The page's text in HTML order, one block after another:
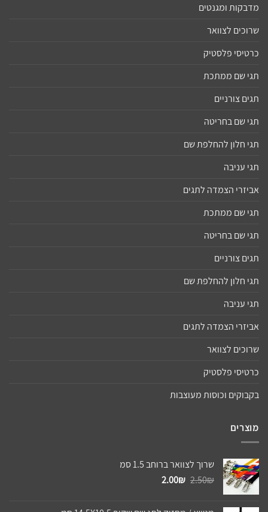
מדבקות ומגנטים
שרוכים לצוואר
כרטיסי פלסטיק
תגי שם ממתכת
תגים צורניים
תגי שם בחריטה
תגי חלון להחלפת שם
תגי עניבה
אביזרי הצמדה לתגים
תגי שם ממתכת
תגי שם בחריטה
תגים צורניים
תגי חלון להחלפת שם
תגי עניבה
אביזרי הצמדה לתגים
שרוכים לצוואר
כרטיסי פלסטיק
בקבוקים וכוסות מעוצבות
מוצרים
שרוך לצוואר ברוחב 1.5 סמ
2.50₪
המחיר
2.00₪
המחיר